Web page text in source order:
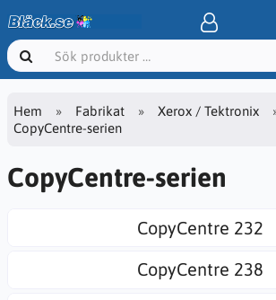
Hem Fabrikat
Xerox / Tektronix
CopyCentre-serien
CopyCentre-serien
CopyCentre 232
CopyCentre 238